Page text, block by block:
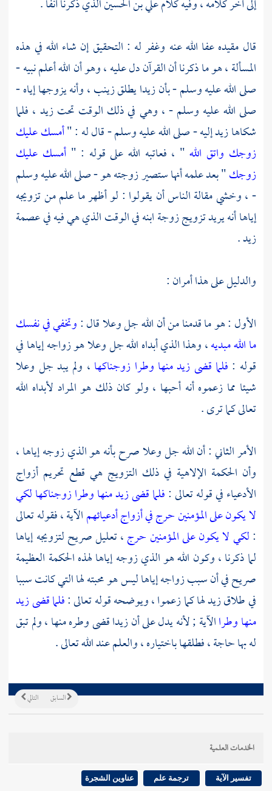
إلى آخر كلامه ، وفيه كلامعلي بن الحسينالذي ذكرنا آنفا .
قال مقيده عفا الله عنه وغفر له : التحقيق إن شاء الله في هذه
المسألة ، هو ما ذكرنا أن القرآن دل عليه ، وهو أن الله أعلم نبيه -
صلى الله عليه وسلم - بأنزيدايطلقزينب، وأنه يزوجها إياه -
صلى الله عليه وسلم - ، وهي في ذلك الوقت تحتزيد ، فلما
شكاهازيدإليه - صلى الله عليه وسلم - قال له : "أمسك عليك
زوجك واتق الله " ، فعاتبه الله على قوله : "أمسك عليك
زوجك" بعد علمه أنها ستصير زوجته هو - صلى الله عليه وسلم
- ، وخشي مقالة الناس أن يقولوا : لو أظهر ما علم من تزويجه
إياها أنه يريد تزويج زوجة ابنه في الوقت الذي هي فيه في عصمة
زيد.
والدليل على هذا أمران :
الأول : هو ما قدمنا من أن الله جل وعلا قال :وتخفي في نفسك
ما الله مبديه، وهذا الذي أبداه الله جل وعلا هو زواجه إياها في
قوله : فلما قضى زيد منها وطرا زوجناكها ، ولم يبد جل وعلا
شيئا مما زعموه أنه أحبها ، ولو كان ذلك هو المراد لأبداه الله
تعالى كما ترى .
الأمر الثاني : أن الله جل وعلا صرح بأنه هو الذي زوجه إياها ،
وأن الحكمة الإلاهية في ذلك التزويج هي قطع تحريم أزواج
الأدعياء في قوله تعالى :فلما قضى زيد منها وطرا زوجناكها لكي
لا يكون على المؤمنين حرج في أزواج أدعيائهمالآية ، فقوله تعالى
:لكي لا يكون على المؤمنين حرج، تعليل صريح لتزويجه إياها
لما ذكرنا ، وكون الله هو الذي زوجه إياها لهذه الحكمة العظيمة
صريح في أن سبب زواجه إياها ليس هو محبته لها التي كانت سببا
في طلاق زيد لها كما زعموا ، ويوضحه قوله تعالى :فلما قضى زيد
منها وطراالآية ; لأنه يدل على أنزيداقضى وطره منها ، ولم تبق
له بها حاجة ، فطلقها باختياره ، والعلم عند الله تعالى .
التالي السابق
الخدمات العلمية
تفسير الآية ترجمة علم عناوين الشجرة